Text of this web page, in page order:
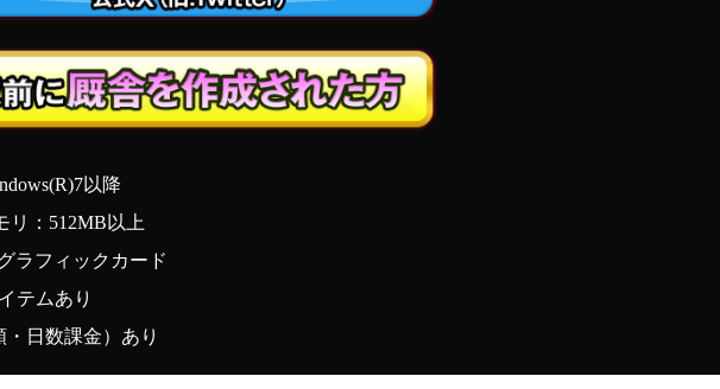
以降
：512MB以上
ラフィックカード
テムあり
日数課金）あり